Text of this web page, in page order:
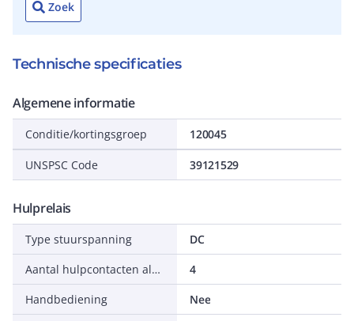
Zoek
Technische specificaties
Algemene informatie
Conditie/kortingsgroep 120045
UNSPSC Code 39121529
Hulprelais
Type stuurspanning
DC
Aantal hulpcontacten als maakcontact
4
Handbediening
Nee